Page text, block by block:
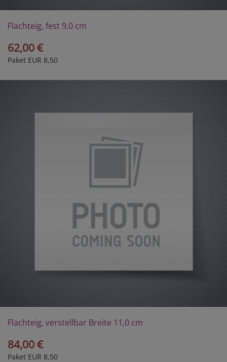
Flachteig, fest 9,0 cm
62,00 €
Paket EUR 8,50
Flachteig, verstellbar Breite 11,0 cm
84,00 €
Paket EUR 8,50